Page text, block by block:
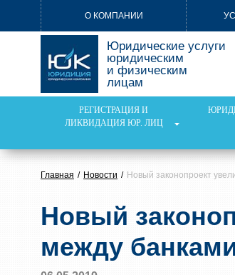
О КОМПАНИИ
Юридические услуги
юридическим
и физическим
лицам
РЕГИСТРАЦИЯ И
ЛИКВИДАЦИЯ ЮР. ЛИЦ
Главная Новости Новый законопроект
Новый
между